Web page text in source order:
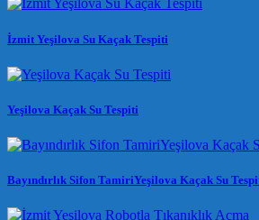
İzmit Yeşilova Su Kaçak Tespiti
Yeşilova Kaçak Su Tespiti
Bayındırlık Sifon TamiriYeşilova Kaçak Su